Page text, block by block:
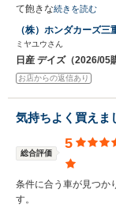
て飽きな続きを読む
（株）ホンダカーズ
ミヤユウさん
日産 デイズ（2026/05
お店からの返信あり
気持ちよく買えま
総合評価
5
条件に合う車が見つか
す。